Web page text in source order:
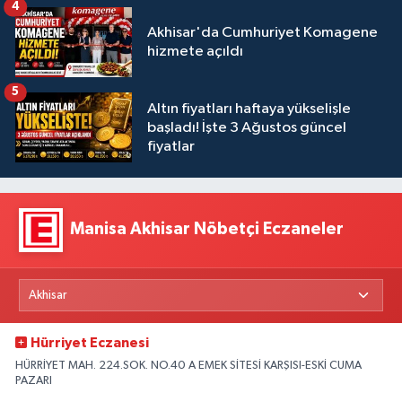
Akhisar'da Cumhuriyet Komagene
hizmete açıldı
4
Altın fiyatları haftaya yükselişle
başladı! İşte 3 Ağustos güncel
fiyatlar
5
Manisa Akhisar Nöbetçi Eczaneler
Hürriyet Eczanesi
HÜRRİYET MAH. 224.SOK. NO.40 A EMEK SİTESİ KARŞISI-ESKİ CUMA
PAZARI